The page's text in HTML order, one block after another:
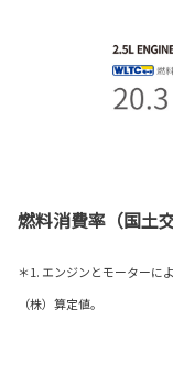
燃料消費率（国土
＊1. エンジンとモーターに
（株）算定値。